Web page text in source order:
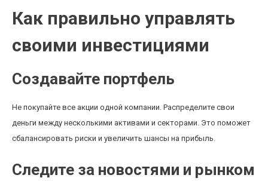
Как правильно управлять
своими инвестициями
Создавайте портфель
Не покупайте все акции одной компании. Распределите свои
деньги между несколькими активами и секторами. Это поможет
сбалансировать риски и увеличить шансы на прибыль.
Следите за новостями и рынком